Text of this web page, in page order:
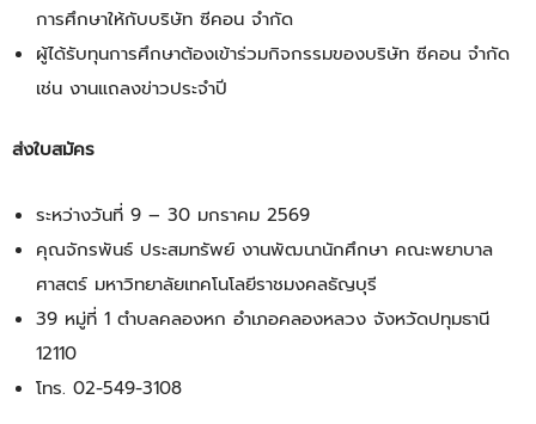
การศึกษาให้กับบริษัท ซีคอน จำกัด
ผู้ได้รับทุนการศึกษาต้องเข้าร่วมกิจกรรมของบริษัท ซีคอน จำกัด
เช่น งานแถลงข่าวประจำปี
ส่งใบสมัคร
ระหว่างวันที่ 9 – 30 มกราคม 2569
คุณจักรพันธ์ ประสมทรัพย์ งานพัฒนานักศึกษา คณะพยาบาล
ศาสตร์ มหาวิทยาลัยเทคโนโลยีราชมงคลธัญบุรี
39 หมู่ที่ 1 ตำบลคลองหก อำเภอคลองหลวง จังหวัดปทุมธานี
12110
โทร. 02-549-3108